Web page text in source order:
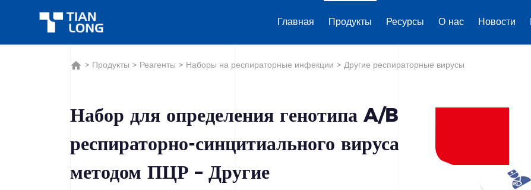
Главная Продукты Ресурсы О нас Новости
> Продукты > Реагенты > Наборы на респираторные инфекции > Другие респираторные вирусы
Набор для определения генотипа A/B
респираторно-синцитиального вируса
методом ПЦР – Другие